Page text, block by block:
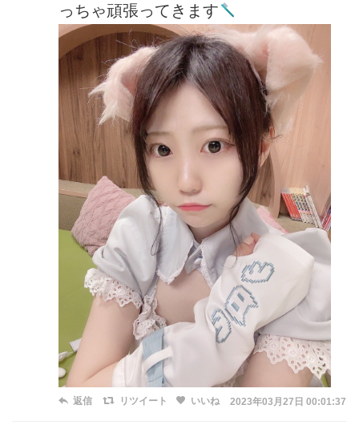
っちゃ頑張ってきます
返信 リツイート いいね 2023年03月27日 00:01:37